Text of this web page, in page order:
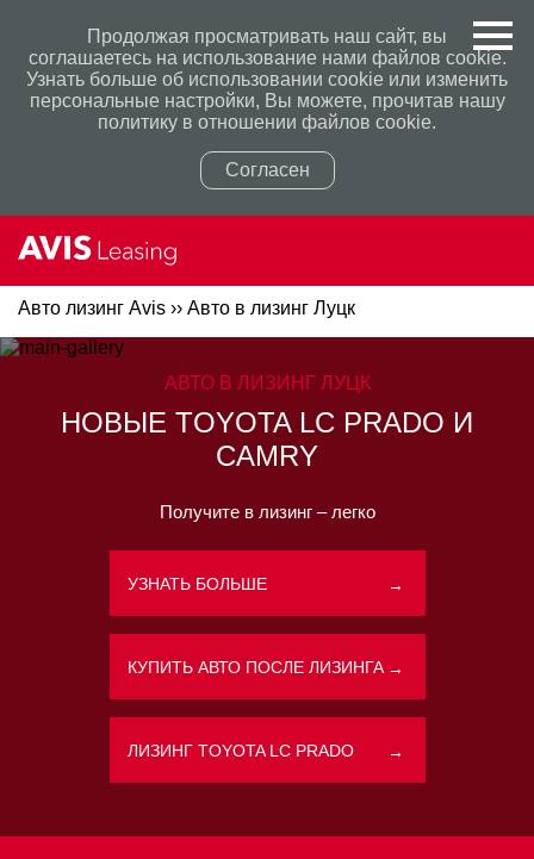
Продолжая просматривать наш сайт, вы
соглашаетесь на использование нами файлов cookie.
Узнать больше об использовании cookie или изменить
персональные настройки, Вы можете, прочитав нашу
политику в отношении файлов cookie.
Согласен
Авто лизинг Avis ›› Авто в лизинг Луцк
АВТО В ЛИЗИНГ ЛУЦК
НОВЫЕ TOYOTA LC PRADO И
CAMRY
Получите в лизинг – легко
УЗНАТЬ БОЛЬШЕ →
КУПИТЬ АВТО ПОСЛЕ ЛИЗИНГА →
ЛИЗИНГ TOYOTA LC PRADO →
Политикой конфиденциальности
Политикой конфиденциальности